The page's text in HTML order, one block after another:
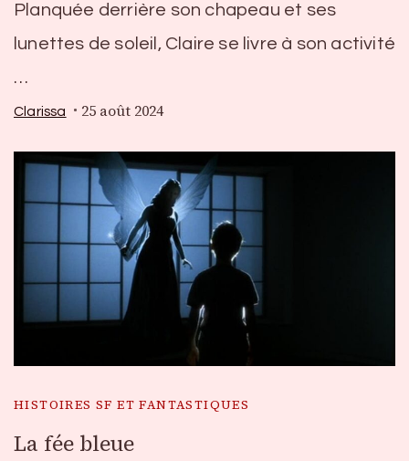
Planquée derrière son chapeau et ses
lunettes de soleil, Claire se livre à son activité
…
Clarissa 25 août 2024
HISTOIRES SF ET FANTASTIQUES
La fée bleue